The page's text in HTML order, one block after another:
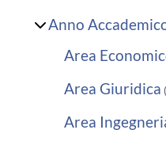
Anno
Area
Area Giuridica
Area